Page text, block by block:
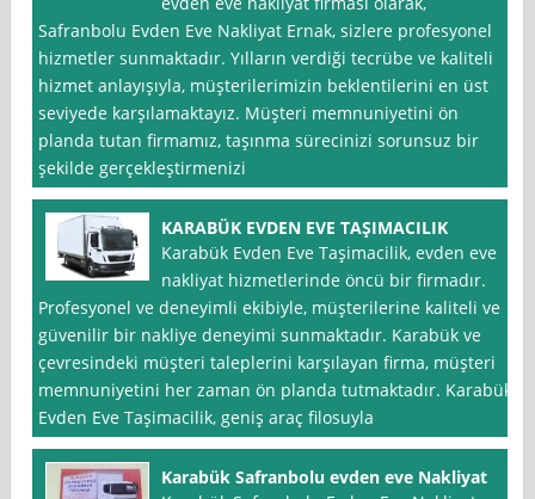
Safranbolu Evden Eve Nakliyat Ernak, sizlere profesyonel
hizmetler sunmaktadır. Yılların verdiği tecrübe ve kaliteli
hizmet anlayışıyla, müşterilerimizin beklentilerini en üst
seviyede karşılamaktayız. Müşteri memnuniyetini ön
planda tutan firmamız, taşınma sürecinizi sorunsuz bir
şekilde gerçekleştirmenizi
KARABÜK EVDEN EVE TAŞIMACILIK
Karabük Evden Eve Taşimacilik, evden eve
nakliyat hizmetlerinde öncü bir firmadır.
Profesyonel ve deneyimli ekibiyle, müşterilerine kaliteli ve
güvenilir bir nakliye deneyimi sunmaktadır. Karabük ve
çevresindeki müşteri taleplerini karşılayan firma, müşteri
memnuniyetini her zaman ön planda tutmaktadır. Karabük
Evden Eve Taşimacilik, geniş araç filosuyla
Karabük Safranbolu evden eve Nakliyat